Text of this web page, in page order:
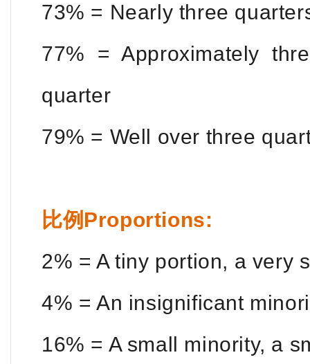
73% = Nearly three
77% = Approximately
quarter
79% = Well over three
比例Proportions:
2% = A tiny portion, a very
4% = An insignificant
16% = A small minority, a